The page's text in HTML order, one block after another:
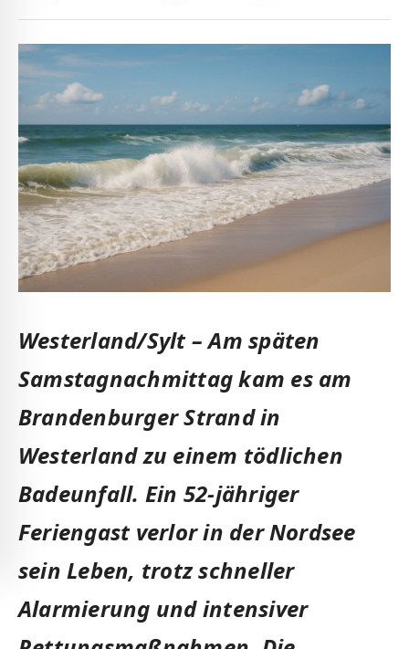
Westerland/Sylt – Am späten
Samstagnachmittag kam es am
Brandenburger Strand in
Westerland zu einem tödlichen
Badeunfall. Ein 52-jähriger
Feriengast verlor in der Nordsee
sein Leben, trotz schneller
Alarmierung und intensiver